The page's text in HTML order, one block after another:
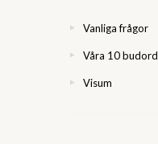
Vanliga frågor
Våra 10 budord
Visum